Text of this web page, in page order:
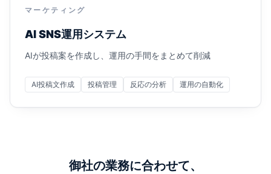
マーケティング
AI SNS運用システム
AIが投稿案を作成し、運用の手間をまとめて削減
AI投稿文作成 投稿管理 反応の分析 運用の自動化
御社の業務に合わせて、